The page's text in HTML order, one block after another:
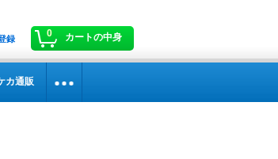
0 カートの中身
録
カ通販